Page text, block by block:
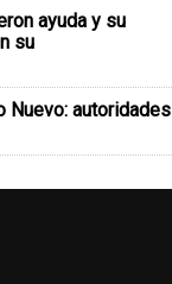
ayuda y su
su
Nuevo: autoridades